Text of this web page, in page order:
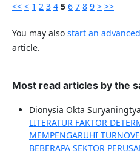
<< < 1 2 3 4 5 6 7 8 9 > >>
You may also start an
article.
Most read articles by the
Dionysia Okta
LITERATUR FAKTOR
MEMPENGARUHI
BEBERAPA SEKTOR